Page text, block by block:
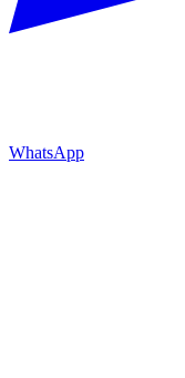
WhatsApp